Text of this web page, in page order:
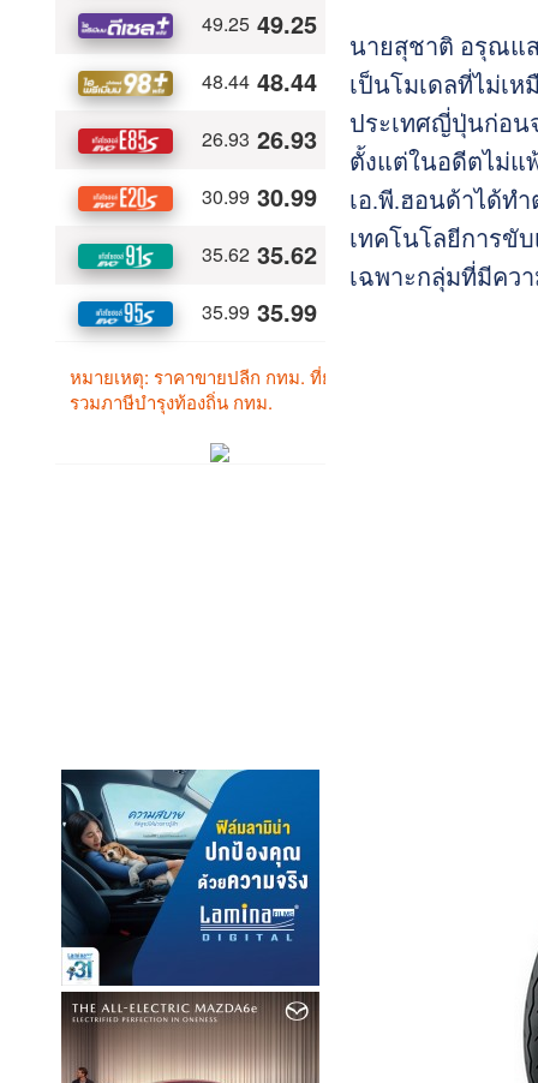
นายสุชาติ อรุณแส
เป็นโมเดลที่ไม่เ
ประเทศญี่ปุ่นก่อน
ตั้งแต่ในอดีตไม่แ
เอ.พี.ฮอนด้าได้ท
เทคโนโลยีการขั
เฉพาะกลุ่มที่มีคว